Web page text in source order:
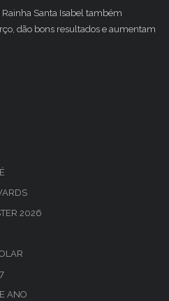
Santa Isabel também
dão bons resultados e aumentam
2026
ANO